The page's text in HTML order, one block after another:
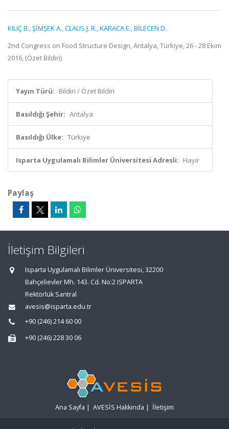
KILIÇ B.,ŞİMŞEK A.,CLAUS J. R.,KARACA E.,BİLECEN D.
2nd Congress on Food Structure Design, Antalya, Türkiye, 26 - 28 Ekim
2016, (Özet Bildiri)
Yayın Türü: Bildiri / Özet Bildiri
Basıldığı Şehir: Antalya
Basıldığı Ülke: Türkiye
Isparta Uygulamalı Bilimler Üniversitesi Adresli: Hayır
Paylaş
İletişim Bilgileri
Isparta Uygulamalı Bilimler Üniversitesi, 32200
Bahçelievler Mh. 143. Cd. No:2 ISPARTA
Rektörlük Santral
avesis@isparta.edu.tr
+90 (246) 214 60 00
+90 (246) 228 30 06
Ana Sayfa | AVESİS Hakkında | İletişim